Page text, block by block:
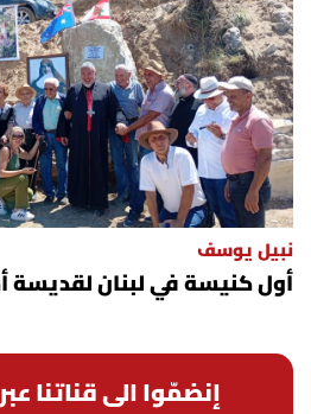
نبيل يوسف
أول كنيسة في لبنان لقديسة
إنضمّوا الى قناتنا